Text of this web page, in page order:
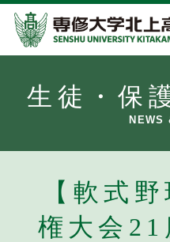
生徒・保
NEWS
【軟式
権大会21